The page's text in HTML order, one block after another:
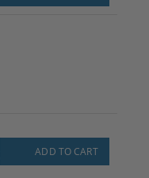
ADD TO CART